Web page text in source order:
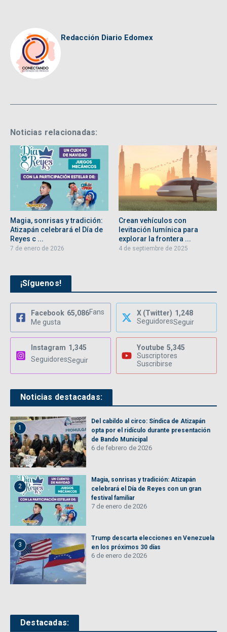
Redacción Diario Edomex
Noticias relacionadas:
Magia, sonrisas y tradición:
Atizapán celebrará el Día de
Reyes c ...
7 de enero de 2026
Crean vehículos con
levitación lumínica para
explorar la frontera ...
4 de septiembre de 2025
¡Síguenos!
Facebook 65,086Fans
Me gusta
X (Twitter) 1,248
SeguidoresSeguir
Instagram 1,345
SeguidoresSeguir
Youtube 5,345
Suscriptores
Suscribirse
Noticias destacadas:
1
Del cabildo al circo: Síndica de Atizapán
opta por el ridículo durante presentación
de Bando Municipal
6 de febrero de 2026
2
Magia, sonrisas y tradición: Atizapán
celebrará el Día de Reyes con un gran
festival familiar
7 de enero de 2026
3
Trump descarta elecciones en Venezuela
en los próximos 30 días
6 de enero de 2026
Destacadas: